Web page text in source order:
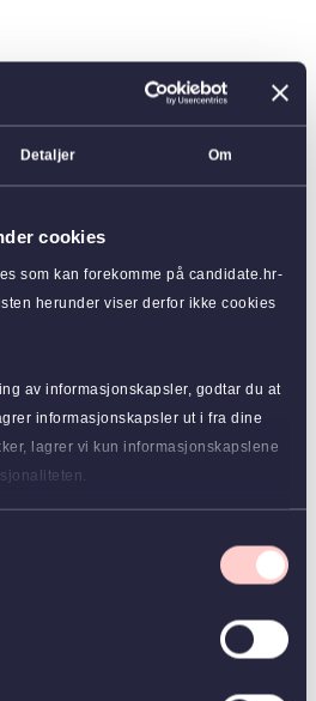
Detaljer Om
cookies
som kan forekomme på candidate.hr-
herunder viser derfor ikke cookies
av informasjonskapsler, godtar du at
informasjonskapsler ut i fra dine
lagrer vi kun informasjonskapslene